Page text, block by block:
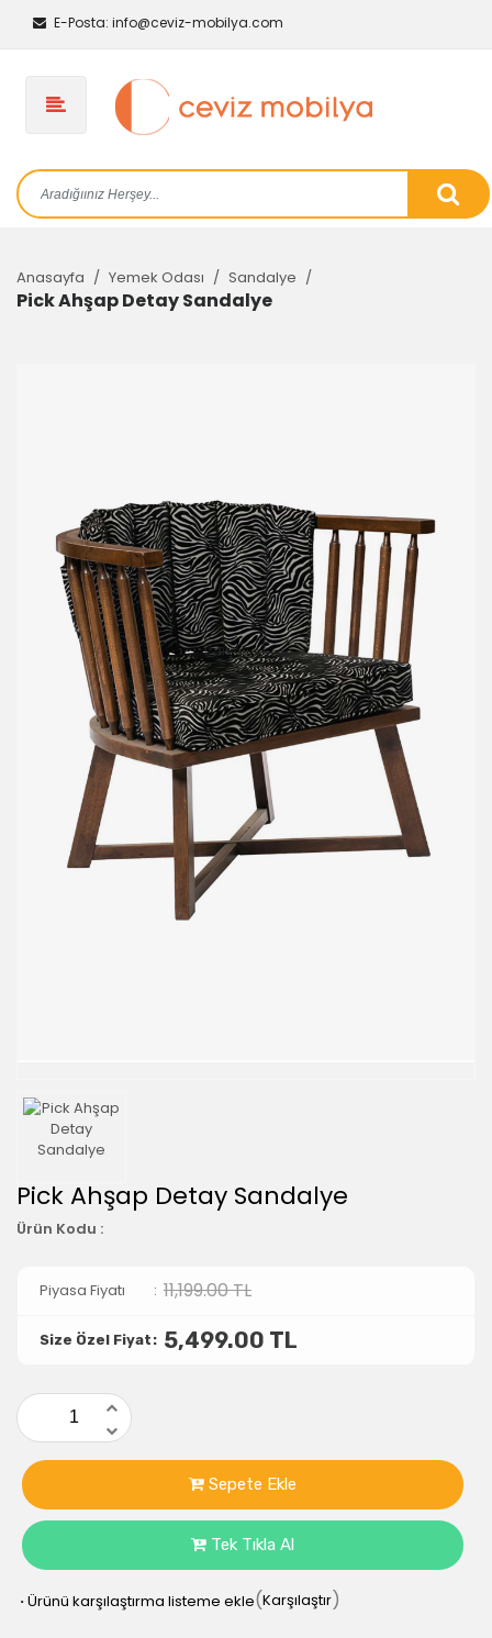
E-Posta: info@ceviz-mobilya.com
Anasayfa Yemek Odası Sandalye
Pick Ahşap Detay Sandalye
Pick Ahşap Detay Sandalye
Ürün Kodu :
Piyasa Fiyatı 11,199.00 TL
Size Özel Fiyat 5,499.00 TL
Sepete Ekle
Tek Tıkla Al
·Ürünü karşılaştırma listeme ekle(Karşılaştır)